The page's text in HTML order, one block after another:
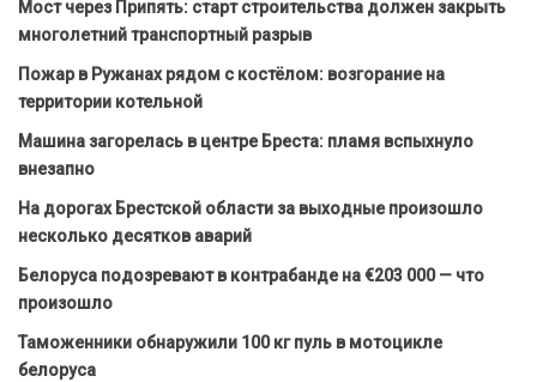
Мост через Припять: старт строительства должен закрыть
многолетний транспортный разрыв
Пожар в Ружанах рядом с костёлом: возгорание на
территории котельной
Машина загорелась в центре Бреста: пламя вспыхнуло
внезапно
На дорогах Брестской области за выходные произошло
несколько десятков аварий
Белоруса подозревают в контрабанде на €203 000 — что
произошло
Таможенники обнаружили 100 кг пуль в мотоцикле
белоруса